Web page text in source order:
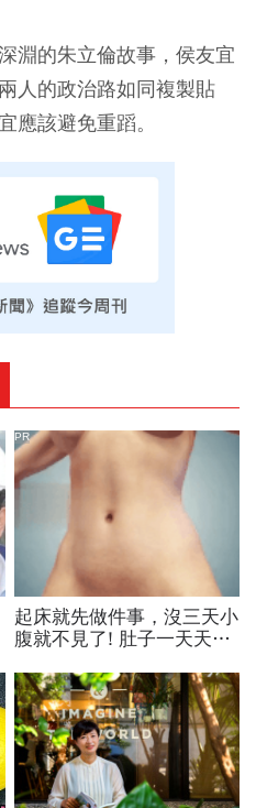
淵的朱立倫故事，侯友宜
人的政治路如同複製貼
應該避免重蹈。